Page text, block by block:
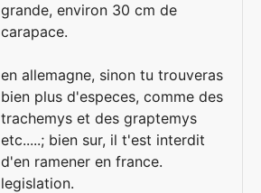
grande, environ 30 cm de
carapace.
en allemagne, sinon tu trouveras
bien plus d'especes, comme des
trachemys et des graptemys
etc.....; bien sur, il t'est interdit
d'en ramener en france.
legislation.